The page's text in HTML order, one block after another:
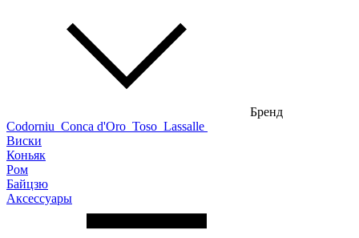
Бренд
Codorniu Conca d'Oro Toso Lassalle
Виски
Коньяк
Ром
Байцзю
Аксессуары